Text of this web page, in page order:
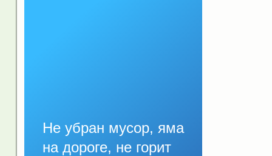
Не убран мусор, яма
на дороге, не горит